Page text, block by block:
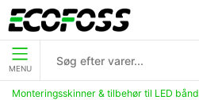
MENU
Monteringsskinner & tilbehør til LED bånd